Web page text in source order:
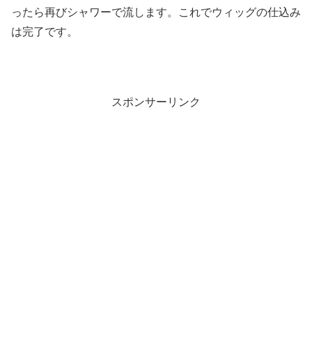
ったら再びシャワーで流します。これでウィッグの仕込み
は完了です。
スポンサーリンク